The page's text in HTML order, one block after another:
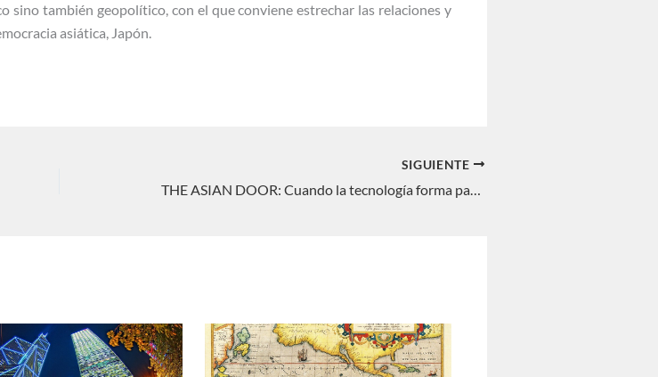
sino también geopolítico, con el que conviene estrechar las relaciones y
asiática, Japón.
SIGUIENTE
THE ASIAN DOOR: Cuando la tecnología forma parte de la geopolítica. Águeda Parra